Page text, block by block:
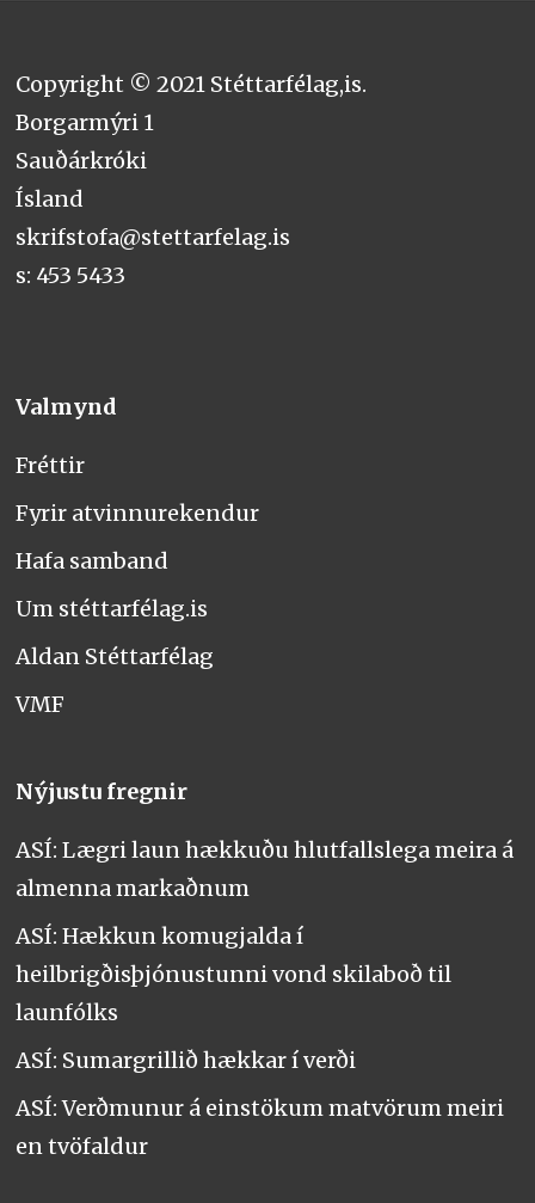
Copyright © 2021 Stéttarfélag,is.
Borgarmýri 1
Sauðárkróki
Ísland
skrifstofa@stettarfelag.is
s: 453 5433
Valmynd
Fréttir
Fyrir atvinnurekendur
Hafa samband
Um stéttarfélag.is
Aldan Stéttarfélag
VMF
Nýjustu fregnir
ASÍ: Lægri laun hækkuðu hlutfallslega meira á
almenna markaðnum
ASÍ: Hækkun komugjalda í
heilbrigðisþjónustunni vond skilaboð til
launfólks
ASÍ: Sumargrillið hækkar í verði
ASÍ: Verðmunur á einstökum matvörum meiri
en tvöfaldur